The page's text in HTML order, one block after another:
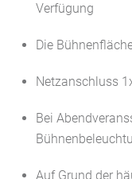
Verfügung
Die
Netzanschluss
Bei
Auf Grund der